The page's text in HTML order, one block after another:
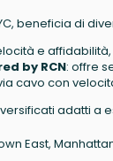
beneficia di
e
by RCN: offre
cavo con
adatti a
East,